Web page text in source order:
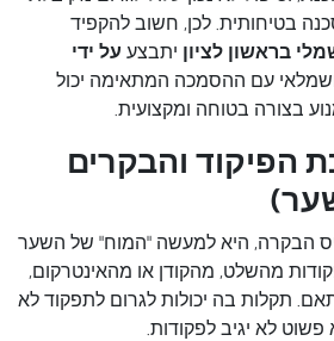
בטיחותית. לכן, חשוב להקפיד
בראשון לציון יתבצע על ידי
עם ההסמכה המתאימה יכול
בצורה בטוחה ומקצועית.
הפיקוד והבקרים
הבקרה, היא למעשה "המוח" של השער
מהשלט, מהקודן או מהאינטרקום,
תקלות בה יכולות לגרום לתפקוד לא
לא יגיב לפקודות.